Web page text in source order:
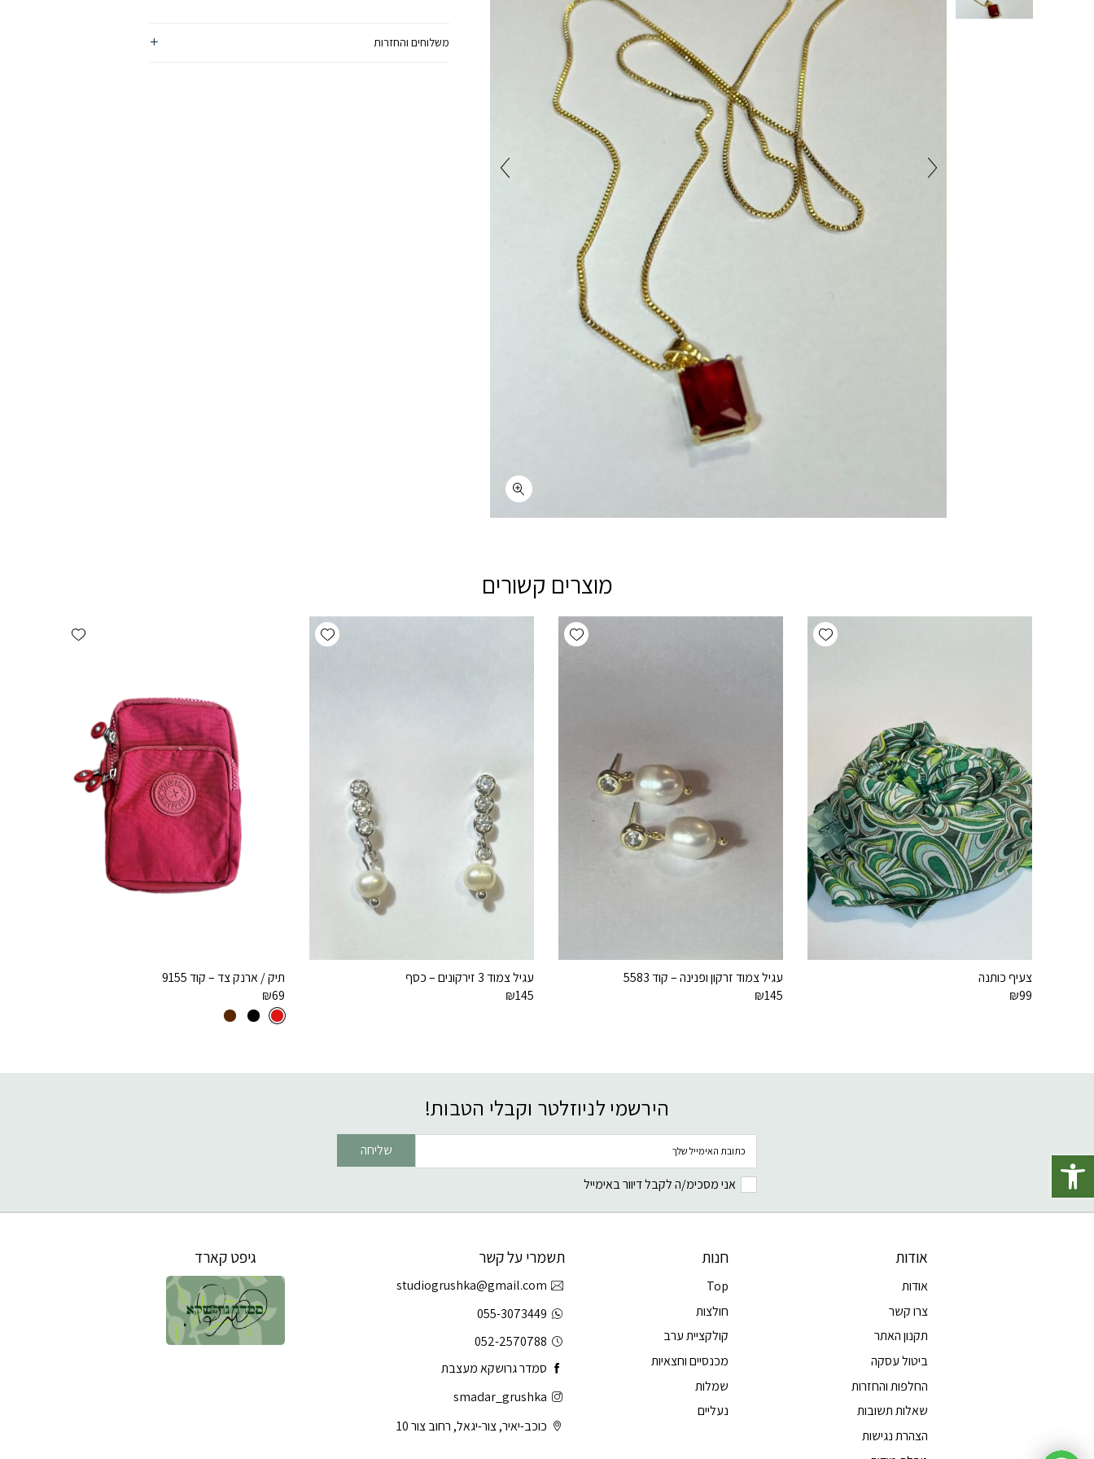
פתח סרגל נגישות
משלוחים והחזרות
מוצרים קשורים
Add wishlist
צעיף כותנה
₪99
Add wishlist
עגיל צמוד זרקון ופנינה – קוד 5583
₪145
Add wishlist
עגיל צמוד 3 זירקונים – כסף
₪145
Add wishlist
תיק / ארנק צד – קוד 9155
₪69
הירשמי לניוזלטר וקבלי הטבות!
שליחה
אני מסכימ/ה לקבל דיוור באימייל
אודות
אודות
צרו קשר
תקנון האתר
ביטול עסקה
החלפות והחזרות
שאלות תשובות
הצהרת נגישות
חנות
Top
חולצות
קולקציית ערב
מכנסיים וחצאיות
שמלות
נעליים
תשמרי על קשר
studiogrushka@gmail.com
055-3073449
052-2570788
סמדר גרושקא מעצבת
smadar_grushka
כוכב-יאיר, צור-יגאל, רחוב צור 10
גיפט קארד